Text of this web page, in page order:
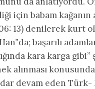
için babam
13) denilerek kurt
başarılı
kara karga
alınması konusunda
devam eden Türk-